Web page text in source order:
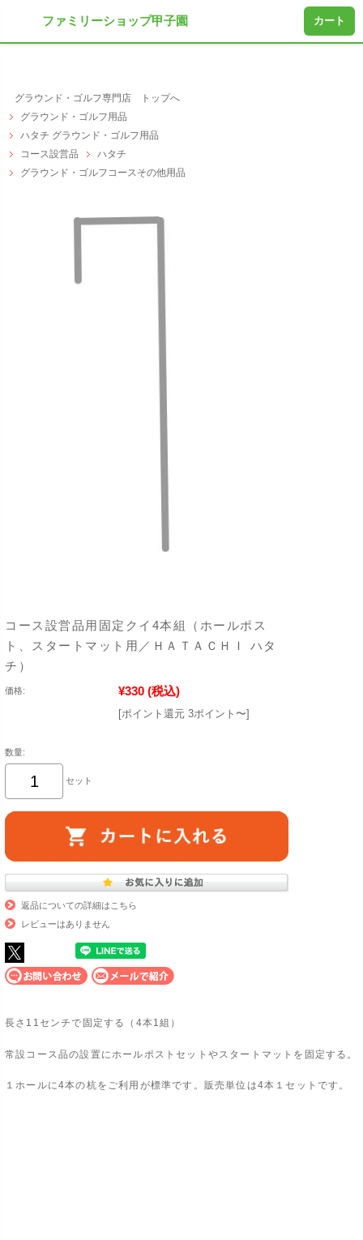
グラウンド・ゴルフ専門店 トップへ
グラウンド・ゴルフ用品
ハタチ グラウンド・ゴルフ用品
コース設営品
ハタチ
グラウンド・ゴルフコースその他用品
コース設営品用固定クイ4本組（ホールポス
ト、スタートマット用／ＨＡＴＡＣＨＩ ハタ
チ）
価格: ¥330 (税込)
[ポイント還元 3ポイント〜]
数量:
セット
返品についての詳細はこちら
レビューはありません
長さ11センチで固定する（4本1組）
常設コース品の設置にホールポストセットやスタートマットを固定する。
１ホールに4本の杭をご利用が標準です。販売単位は4本１セットです。
ファミリーショップ甲子園 カート